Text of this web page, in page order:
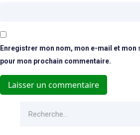
Enregistrer mon nom, mon e-mail et mon
pour mon prochain commentaire.